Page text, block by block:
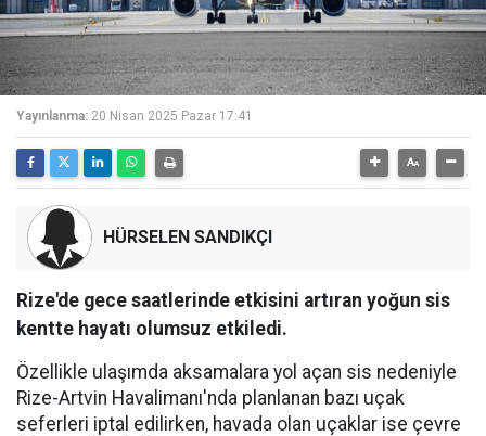
Yayınlanma: 20 Nisan 2025 Pazar 17:41
HÜRSELEN SANDIKÇI
Rize'de gece saatlerinde etkisini artıran yoğun sis
kentte hayatı olumsuz etkiledi.
Özellikle ulaşımda aksamalara yol açan sis nedeniyle
Rize-Artvin Havalimanı'nda planlanan bazı uçak
seferleri iptal edilirken, havada olan uçaklar ise çevre